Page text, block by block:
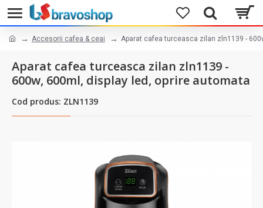
Accesorii cafea & ceai Aparat cafea turceasca zilan zln1139 -
Aparat cafea turceasca zilan zln1139 -
600w, 600ml, display led, oprire automata
Cod produs: ZLN1139